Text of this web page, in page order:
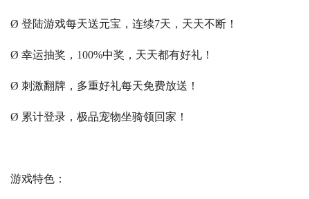
Ø 登陆游戏每天送元宝，连续7天，天天不断！
Ø 幸运抽奖，100%中奖，天天都有好礼！
Ø 刺激翻牌，多重好礼每天免费放送！
Ø 累计登录，极品宠物坐骑领回家！
游戏特色：